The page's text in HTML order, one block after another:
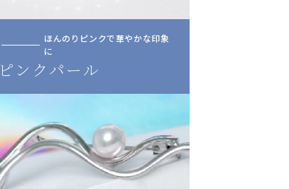
ほんのりピンクで華やかな印象
に
ピンクパール